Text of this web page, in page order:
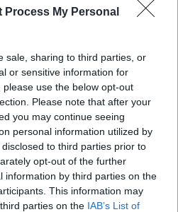
Process My Personal
sale, sharing to third parties, or
or sensitive information for
use the below opt-out
Please note that after your
you may continue seeing
personal information utilized by
to third parties prior to
opt-out of the further
information by third parties on the
This information may
parties on the IAB’s List of
σύμμαχος στην
& την ορμονική